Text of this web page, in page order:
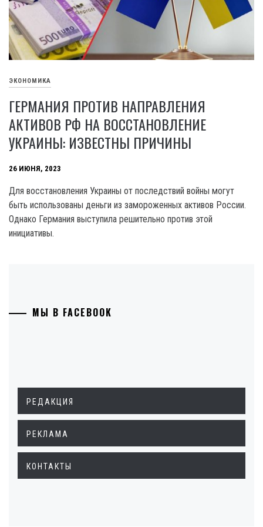
ЭКОНОМИКА
ГЕРМАНИЯ ПРОТИВ НАПРАВЛЕНИЯ
АКТИВОВ РФ НА ВОССТАНОВЛЕНИЕ
УКРАИНЫ: ИЗВЕСТНЫ ПРИЧИНЫ
26 ИЮНЯ, 2023
Для восстановления Украины от последствий войны могут
быть использованы деньги из замороженных активов России.
Однако Германия выступила решительно против этой
инициативы.
МЫ В FACEBOOK
РЕДАКЦИЯ
РЕКЛАМА
КОНТАКТЫ